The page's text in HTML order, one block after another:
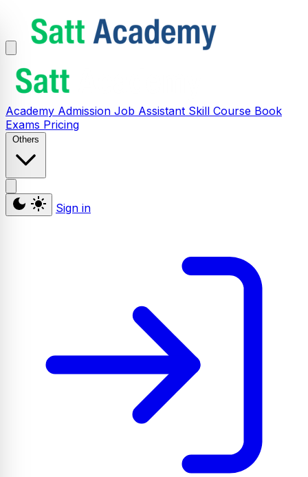
Academy Admission Job Assistant Skill Course Book
Exams Pricing
Others
Sign in